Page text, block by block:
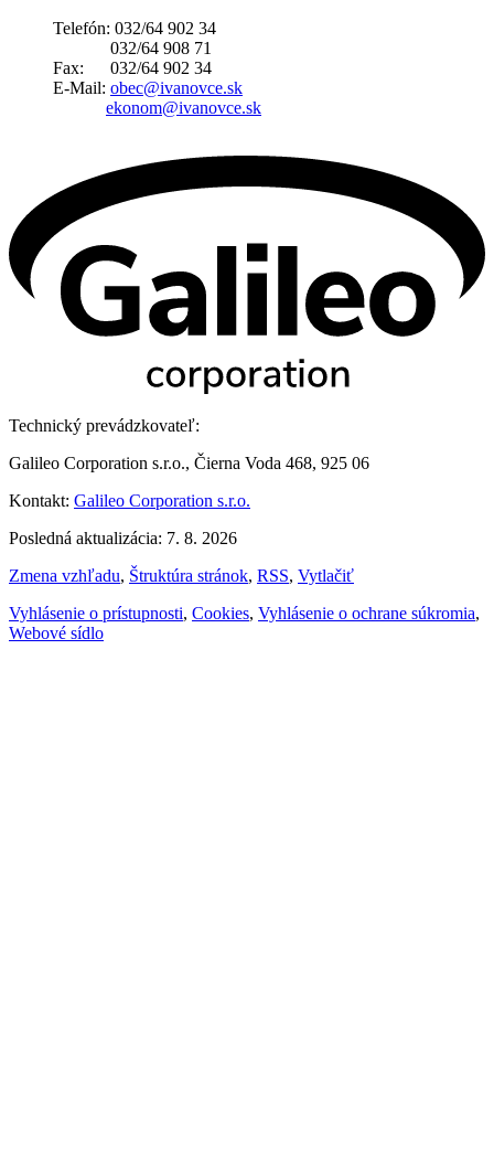
Telefón: 032/64 902 34
032/64 908 71
Fax: 032/64 902 34
E-Mail: obec@ivanovce.sk
ekonom@ivanovce.sk
Technický prevádzkovateľ:
Galileo Corporation s.r.o., Čierna Voda 468, 925 06
Kontakt: Galileo Corporation s.r.o.
Posledná aktualizácia: 7. 8. 2026
Zmena vzhľadu, Štruktúra stránok, RSS, Vytlačiť
Vyhlásenie o prístupnosti, Cookies, Vyhlásenie o ochrane súkromia,
Webové sídlo